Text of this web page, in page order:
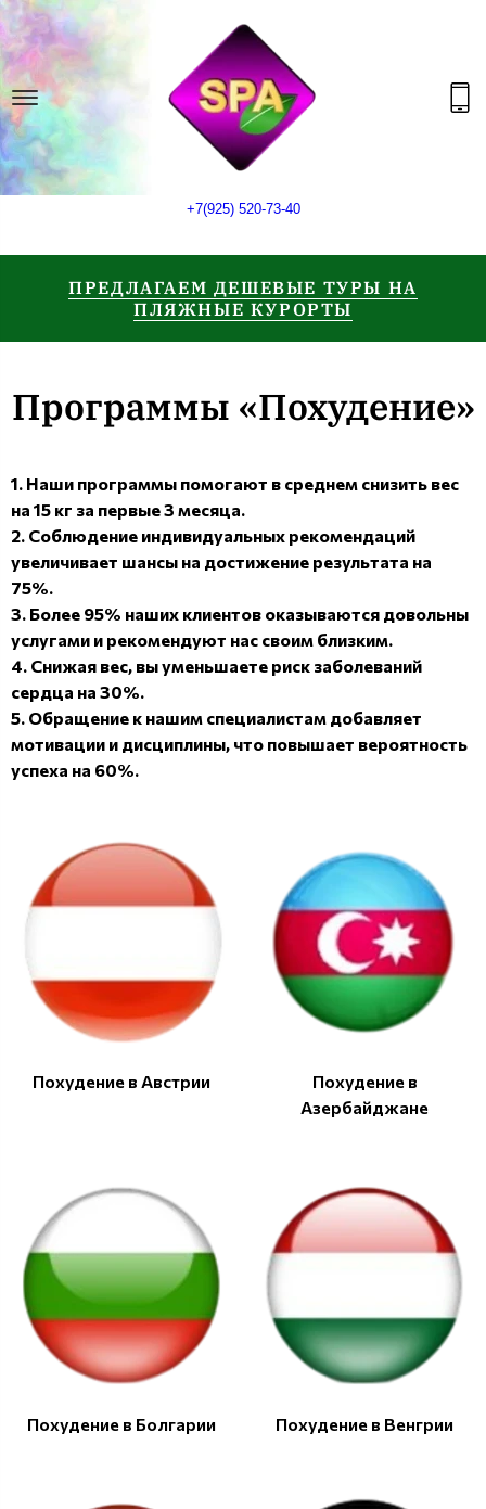
+7(925) 520-73-40
ПРЕДЛАГАЕМ ДЕШЕВЫЕ ТУРЫ НА
ПЛЯЖНЫЕ КУРОРТЫ
Программы «Похудение»
1. Наши программы помогают в среднем снизить вес
на 15 кг за первые 3 месяца.
2. Соблюдение индивидуальных рекомендаций
увеличивает шансы на достижение результата на
75%.
3. Более 95% наших клиентов оказываются довольны
услугами и рекомендуют нас своим близким.
4. Снижая вес, вы уменьшаете риск заболеваний
сердца на 30%.
5. Обращение к нашим специалистам добавляет
мотивации и дисциплины, что повышает вероятность
успеха на 60%.
Похудение в Австрии
Похудение в
Азербайджане
Похудение в Болгарии Похудение в Венгрии